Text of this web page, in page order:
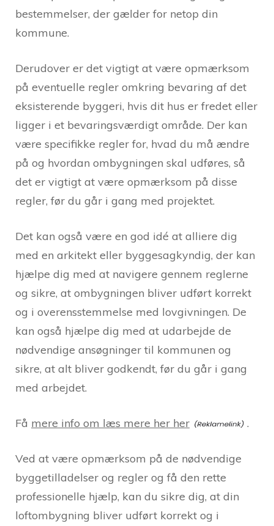
bestemmelser, der gælder for netop din
kommune.
Derudover er det vigtigt at være opmærksom
på eventuelle regler omkring bevaring af det
eksisterende byggeri, hvis dit hus er fredet eller
ligger i et bevaringsværdigt område. Der kan
være specifikke regler for, hvad du må ændre
på og hvordan ombygningen skal udføres, så
det er vigtigt at være opmærksom på disse
regler, før du går i gang med projektet.
Det kan også være en god idé at alliere dig
med en arkitekt eller byggesagkyndig, der kan
hjælpe dig med at navigere gennem reglerne
og sikre, at ombygningen bliver udført korrekt
og i overensstemmelse med lovgivningen. De
kan også hjælpe dig med at udarbejde de
nødvendige ansøgninger til kommunen og
sikre, at alt bliver godkendt, før du går i gang
med arbejdet.
Få mere info om læs mere her her .
Ved at være opmærksom på de nødvendige
byggetilladelser og regler og få den rette
professionelle hjælp, kan du sikre dig, at din
loftombygning bliver udført korrekt og i